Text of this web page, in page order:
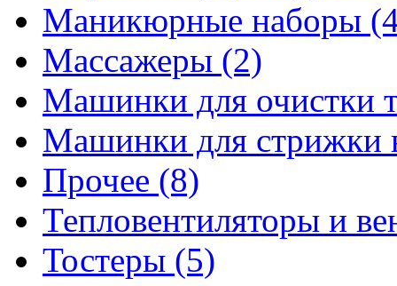
Маникюрные наборы
Массажеры (2)
Машинки для очистки
Машинки для стрижки
Прочее (8)
Тепловентиляторы и
Тостеры (5)